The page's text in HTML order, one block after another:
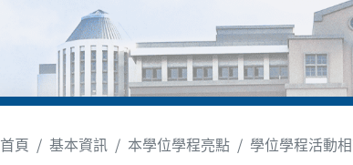
首頁 基本資訊 本學位學程亮點 學位學程活動